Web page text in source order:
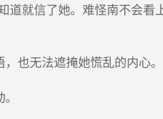
就信了她。难怪南不会看
也无法遮掩她慌乱的内心。